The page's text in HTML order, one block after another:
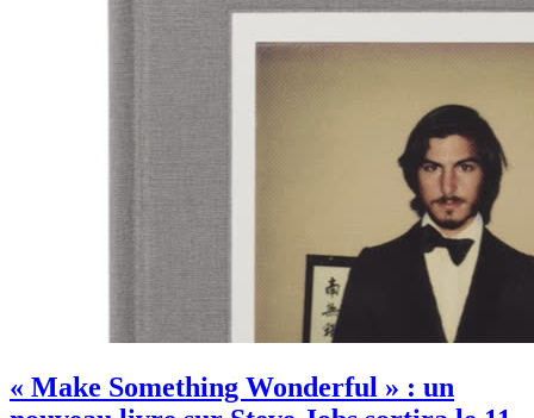
« Make Something Wonderful » : un